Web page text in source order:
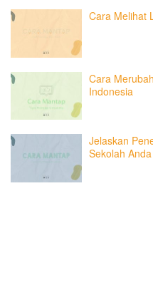
Cara Melihat
Cara
Indonesia
Jelaskan
Sekolah